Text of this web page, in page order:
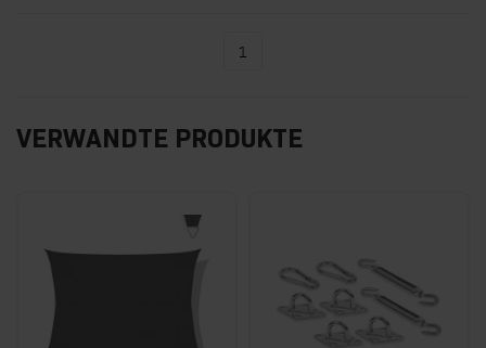
1
Sie lesen gerade die Seite
VERWANDTE PRODUKTE